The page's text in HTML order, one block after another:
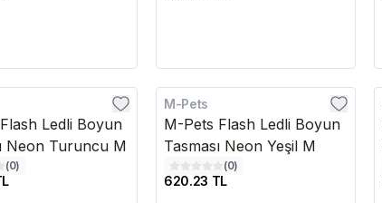
Ledli Boyun
Neon Turuncu M
(0)
M-Pets
M-Pets Flash Ledli Boyun
Tasması Neon Yeşil M
(0)
620.23 TL